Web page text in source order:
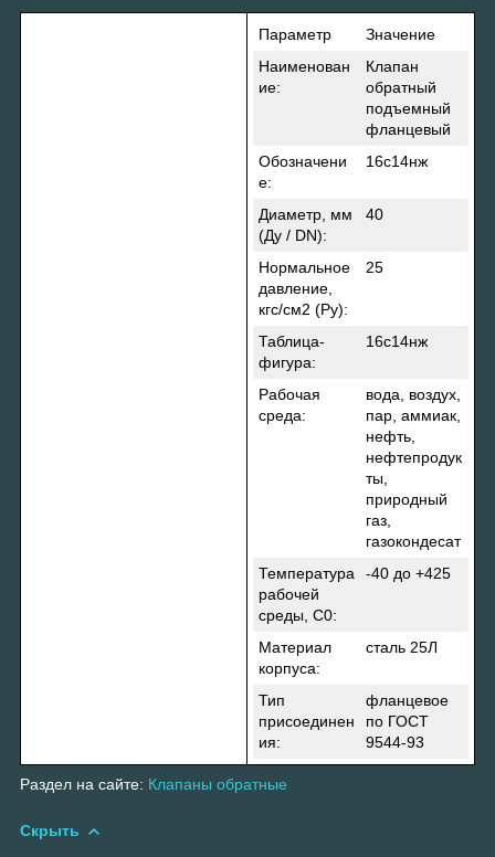
Параметр
Значение
Наименован
ие:
Клапан
обратный
подъемный
фланцевый
Обозначени
е:
16с14нж
Диаметр, мм
(Ду / DN):
40
Нормальное
давление,
кгс/см2 (Ру):
25
Таблица-
фигура:
16с14нж
Рабочая
среда:
вода, воздух,
пар, аммиак,
нефть,
нефтепродук
ты,
природный
газ,
газокондесат
Температура
рабочей
среды, C0:
-40 до +425
Материал
корпуса:
сталь 25Л
Тип
присоединен
ия:
фланцевое
по ГОСТ
9544-93
Раздел на сайте: Клапаны обратные
Скрыть